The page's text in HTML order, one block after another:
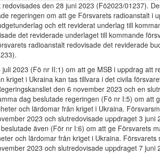
den 28 juni 2023 (Fö2023/01237).
regeringen om att ge Försvarets radioanstalt i
och ett reviderat underlag till
det reviderade underlaget till kommande
radioanstalt redovisade det reviderade
2023 (Fö nr II:1) om att ge MSB i uppdrag att
kriget i Ukraina kan tas tillvara i det civila
den 6 november 2023 och en
dag beslutade regeringen (Fö nr I:5) om att
och lärdomar från kriget i Ukraina.
2023 och slutredovisade uppdraget 3 juni
även (För nr I:6) om att ge Försvarets
och lärdomar från kriget i Ukraina. Försvarets
2023 och slutredovisade uppdraget 7 juni